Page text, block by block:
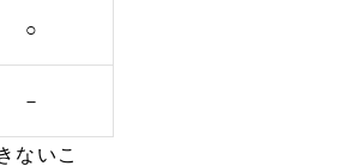
○
－
ないこ